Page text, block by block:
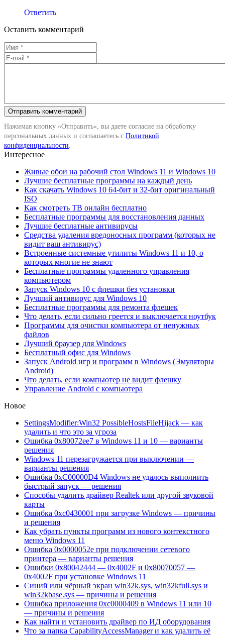
Ответить
Оставить комментарий
Нажимая кнопку «Отправить», вы даете согласие на обработку
персональных данных и соглашаетесь с Политикой
конфиденциальности
Интересное
Живые обои на рабочий стол Windows 11 и Windows 10
Лучшие бесплатные программы на каждый день
Как скачать Windows 10 64-бит и 32-бит оригинальный
ISO
Как смотреть ТВ онлайн бесплатно
Бесплатные программы для восстановления данных
Лучшие бесплатные антивирусы
Средства удаления вредоносных программ (которых не
видит ваш антивирус)
Встроенные системные утилиты Windows 11 и 10, о
которых многие не знают
Бесплатные программы удаленного управления
компьютером
Запуск Windows 10 с флешки без установки
Лучший антивирус для Windows 10
Бесплатные программы для ремонта флешек
Что делать, если сильно греется и выключается ноутбук
Программы для очистки компьютера от ненужных
файлов
Лучший браузер для Windows
Бесплатный офис для Windows
Запуск Android игр и программ в Windows (Эмуляторы
Android)
Что делать, если компьютер не видит флешку
Управление Android с компьютера
Новое
SettingsModifier:Win32 PossibleHostsFileHijack — как
удалить и что это за угроза
Ошибка 0x80072ee7 в Windows 11 и 10 — варианты
решения
Windows 11 перезагружается при выключении —
варианты решения
Ошибка 0xC00000D4 Windows не удалось выполнить
быстрый запуск — решения
Способы удалить драйвер Realtek или другой звуковой
карты
Ошибка 0xc0430001 при загрузке Windows — причины
и решения
Как убрать пункты программ из нового контекстного
меню Windows 11
Ошибка 0x0000052e при подключении сетевого
принтера — варианты решения
Ошибки 0x80042444 — 0x4002F и 0x80070057 —
0x4002F при установке Windows 11
Синий или чёрный экран win32k.sys, win32kfull.sys и
win32kbase.sys — причины и решения
Ошибка приложения 0xc0000409 в Windows 11 или 10
— причины и решения
Как найти и установить драйвер по ИД оборудования
Что за папка CapabilityAccessManager и как удалить её